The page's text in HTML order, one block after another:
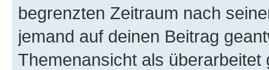
begrenzten Zeitraum nach
jemand auf deinen Beitrag
Themenansicht als